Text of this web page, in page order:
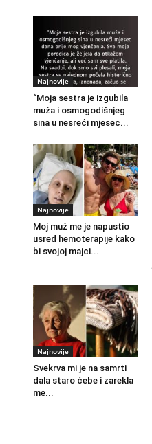
Najnovije
“Moja sestra je izgubila
muža i osmogodišnjeg
sina u nesreći mjesec...
Najnovije
Moj muž me je napustio
usred hemoterapije kako
bi svojoj majci...
Najnovije
Svekrva mi je na samrti
dala staro ćebe i zarekla
me...